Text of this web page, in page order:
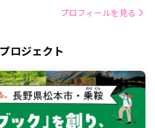
プロフィールを見る
ロジェクト